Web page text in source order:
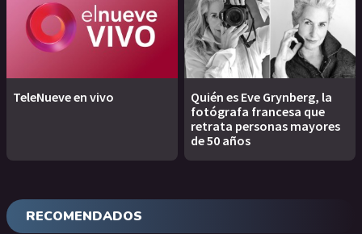
TeleNueve en vivo
Quién es Eve Grynberg, la
fotógrafa francesa que
retrata personas mayores
de 50 años
RECOMENDADOS